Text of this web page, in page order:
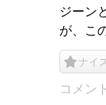
ジーン
が、こ
ナイ
コメン